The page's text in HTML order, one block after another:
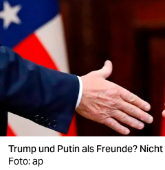
sport
berlin
nord
wahrheit
verlag
verlag
Trump und Putin als Freunde?
Foto: ap